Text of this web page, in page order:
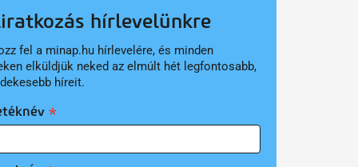
hírlevelünkre
fel a minap.hu hírlevelére, és minden
elküldjük neked az elmúlt hét legfontosabb,
híreit.